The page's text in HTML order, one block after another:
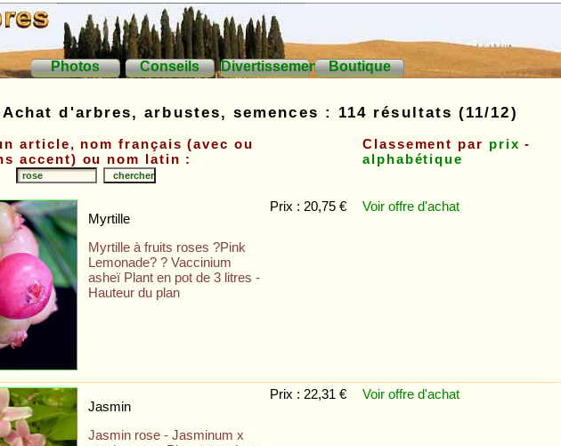
Photos Conseils DivertissementsBoutique
Achat d'arbres, arbustes, semences : 114 résultats (11/12)
article, nom français (avec ou
accent) ou nom latin :
Classement par prix -
alphabétique
Myrtille
Myrtille à fruits roses ?Pink
Lemonade? ? Vaccinium
asheï Plant en pot de 3 litres -
Hauteur du plan
Prix : 20,75 € Voir offre d'achat
Jasmin
Jasmin rose - Jasminum x
Prix : 22,31 € Voir offre d'achat